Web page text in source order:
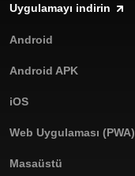
Uygulamayı indirin
Android
Android APK
iOS
Web Uygulaması (PWA)
Masaüstü